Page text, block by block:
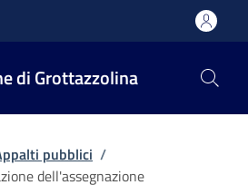
di Grottazzolina
pubblici /
dell'assegnazione